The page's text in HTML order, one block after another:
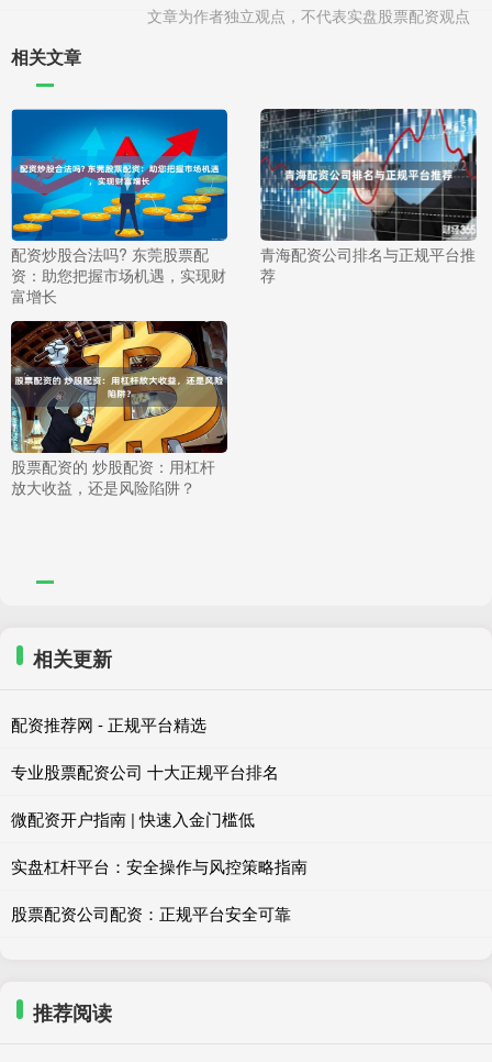
文章为作者独立观点，不代表实盘股票配资观点
相关文章
配资炒股合法吗? 东莞股票配
资：助您把握市场机遇，实现财
富增长
青海配资公司排名与正规平台推
荐
股票配资的 炒股配资：用杠杆
放大收益，还是风险陷阱？
相关更新
配资推荐网 - 正规平台精选
专业股票配资公司 十大正规平台排名
微配资开户指南 | 快速入金门槛低
实盘杠杆平台：安全操作与风控策略指南
股票配资公司配资：正规平台安全可靠
推荐阅读